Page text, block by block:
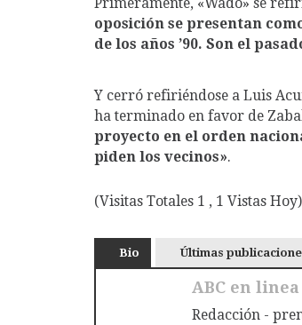
oposición se presentan
de los años ’90. Son el
Y cerró refiriéndose a Luis
ha terminado en favor de
proyecto en el orden
piden los vecinos».
(Visitas Totales 1 , 1 Vistas Hoy)
Bio Últimas
ABC en linea
Redacción -